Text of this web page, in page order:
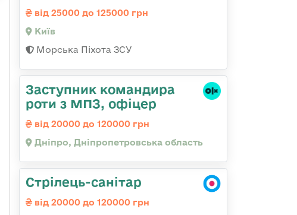
від 25000 до 125000 грн
Київ
Морська Піхота ЗСУ
Заступник командира
роти з МПЗ, офіцер
від 20000 до 120000 грн
Дніпро, Дніпропетровська область
Стрілець-санітар
від 20000 до 120000 грн